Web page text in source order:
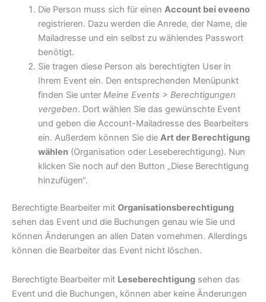
Die Person muss sich für einen Account bei eveeno
registrieren. Dazu werden die Anrede, der Name, die
Mailadresse und ein selbst zu wählendes Passwort
benötigt.
Sie tragen diese Person als berechtigten User in
Ihrem Event ein. Den entsprechenden Menüpunkt
finden Sie unter Meine Events > Berechtigungen
vergeben. Dort wählen Sie das gewünschte Event
und geben die Account-Mailadresse des Bearbeiters
ein. Außerdem können Sie die Art der Berechtigung
wählen(Organisation oder Leseberechtigung). Nun
klicken Sie noch auf den Button „Diese Berechtigung
hinzufügen“.
Berechtigte Bearbeiter mit Organisationsberechtigung
sehen das Event und die Buchungen genau wie Sie und
können Änderungen an allen Daten vornehmen. Allerdings
können die Bearbeiter das Event nicht löschen.
Berechtigte Bearbeiter mit Leseberechtigung sehen das
Event und die Buchungen, können aber keine Änderungen